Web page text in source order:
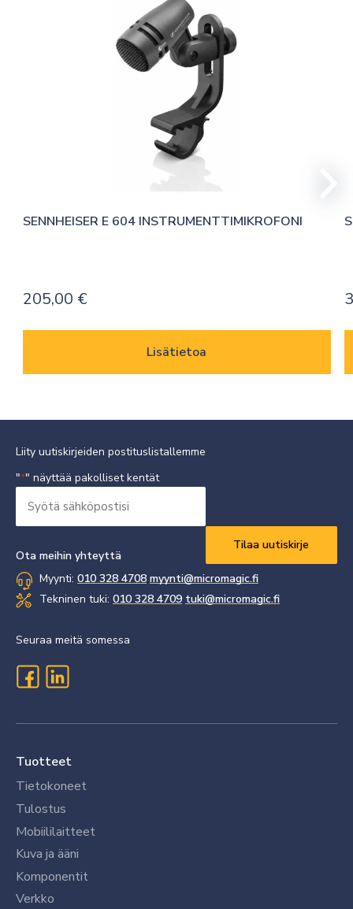
SENNHEISER E 604 INSTRUMENTTIMIKROFONI
205,00 €
Lisätietoa
Liity uutiskirjeiden postituslistallemme
"*" näyttää pakolliset kentät
sähköpostisi
Ota meihin yhteyttä
Myynti: 010 328 4708 myynti@micromagic.fi
Tekninen tuki: 010 328 4709 tuki@micromagic.fi
Seuraa meitä somessa
Tuotteet
Tietokoneet
Tulostus
Mobiililaitteet
Kuva ja ääni
Komponentit
Verkko